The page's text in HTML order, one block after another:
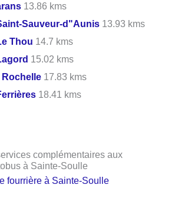
13.86 kms
Sauveur-d"Aunis 13.93 kms
Thou 14.7 kms
15.02 kms
Rochelle 17.83 kms
18.41 kms
complémentaires aux
à Sainte-Soulle
fourrière à Sainte-Soulle